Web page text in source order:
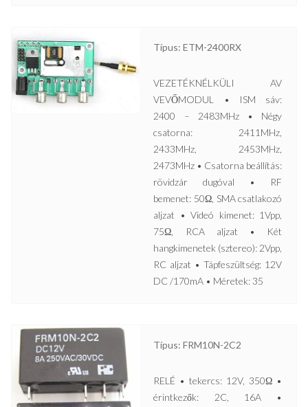
Típus: ETM-2400RX
VEZETÉKNÉLKÜLI AV
VEVŐMODUL • ISM sáv:
2400 – 2483MHz • Négy
csatorna: 2411MHz,
2433MHz, 2453MHz,
2473MHz • Csatorna beállítás:
rövidzár dugóval • RF
bemenet: 50Ω, SMA csatlakozó
aljzat • Videó kimenet: 1Vpp,
75Ω, RCA aljzat • Két
hangkimenetek (sztereo): 2Vpp,
RC aljzat • Tápfeszültség: 12V
DC /170mA • Méretek: 35
Típus: FRM10N-2C2
RELÉ • tekercs: 12V, 350Ω •
érintkezők: 2C, 16A •